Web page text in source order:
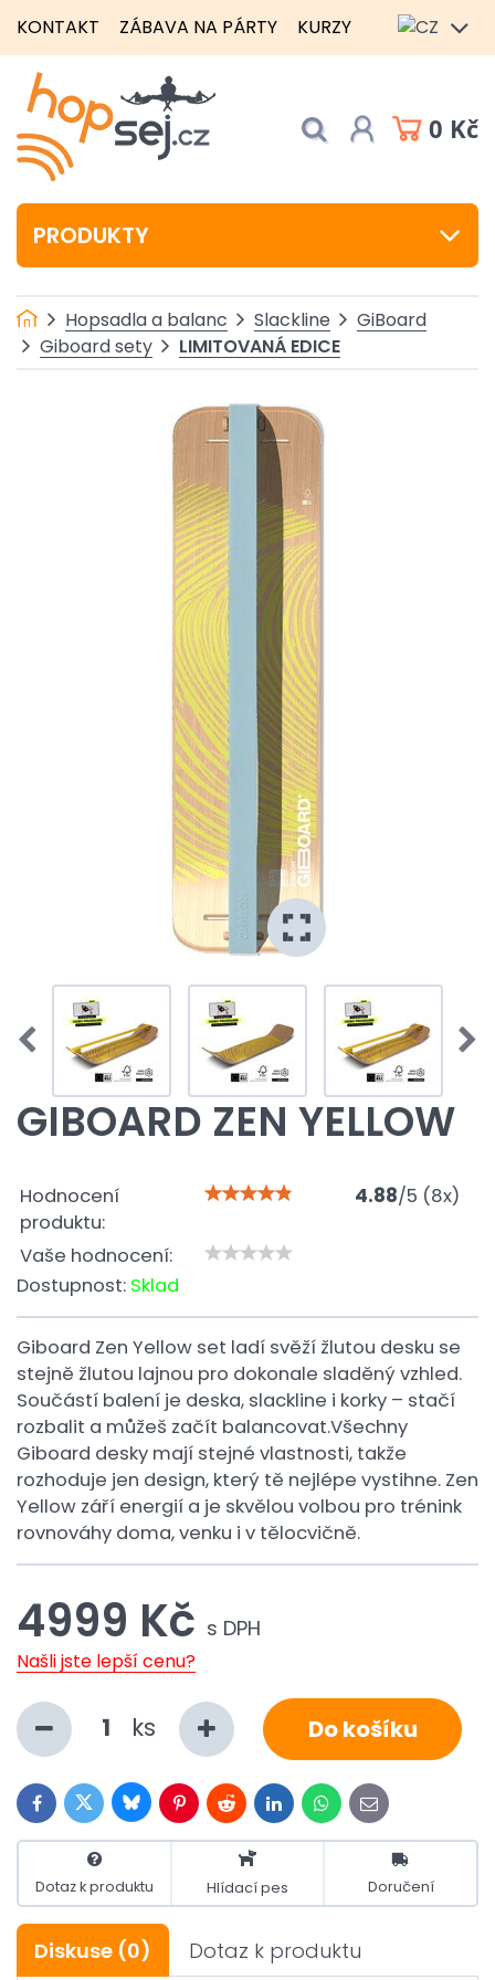
KONTAKT ZÁBAVA NA PÁRTY KURZY
0 Kč
PRODUKTY
Hopsadla a balanc Slackline
GiBoard
Giboard sety
LIMITOVANÁ EDICE
GIBOARD ZEN YELLOW
Hodnocení
produktu:
4.88/5 (8x)
Vaše hodnocení:
Dostupnost: Sklad
Giboard Zen Yellow set ladí svěží žlutou desku se
stejně žlutou lajnou pro dokonale sladěný vzhled.
Součástí balení je deska, slackline i korky – stačí
rozbalit a můžeš začít balancovat.Všechny
Giboard desky mají stejné vlastnosti, takže
rozhoduje jen design, který tě nejlépe vystihne. Zen
Yellow září energií a je skvělou volbou pro trénink
rovnováhy doma, venku i v tělocvičně.
4999 Kč s DPH
Našli jste lepší cenu?
ks Do košíku
FacebookTwitterBlueskyPinterestRedditLinkedInWhatsApp
E-
mail
Dotaz k produktu Hlídací pes Doručení
Diskuse (0) Dotaz k produktu